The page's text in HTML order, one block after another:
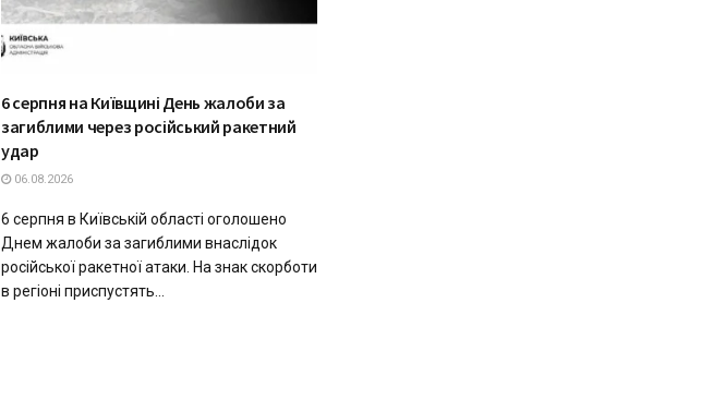
6 серпня на Київщині День жалоби за
загиблими через російський ракетний
удар
06.08.2026
6 серпня в Київській області оголошено
Днем жалоби за загиблими внаслідок
російської ракетної атаки. На знак скорботи
в регіоні приспустять...